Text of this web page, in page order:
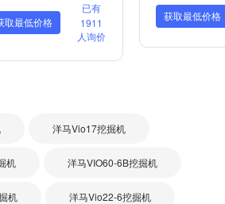
取最低价格
已有
1911
人询价
获取最低价格
洋马Vio17挖掘机
机 洋马VIO60-6B挖掘机
机 洋马Vio22-6挖掘机